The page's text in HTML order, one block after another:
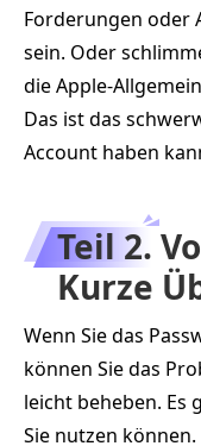
Forderungen oder
sein. Oder
die
Das ist das
Account haben
Teil 2.
Kurze
Wenn Sie das
können Sie das
leicht beheben. Es
Sie nutzen